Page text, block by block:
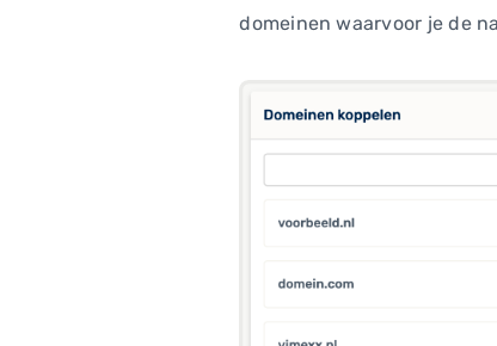
domeinen waarvoor je de